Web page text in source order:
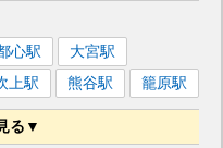
心駅 大宮駅
上駅 熊谷駅 籠原駅
る▼